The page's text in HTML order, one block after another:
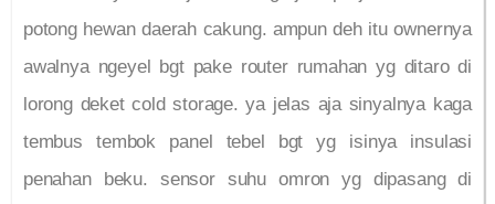
potong hewan daerah cakung. ampun deh itu ownernya
awalnya ngeyel bgt pake router rumahan yg ditaro di
lorong deket cold storage. ya jelas aja sinyalnya kaga
tembus tembok panel tebel bgt yg isinya insulasi
penahan beku. sensor suhu omron yg dipasang di